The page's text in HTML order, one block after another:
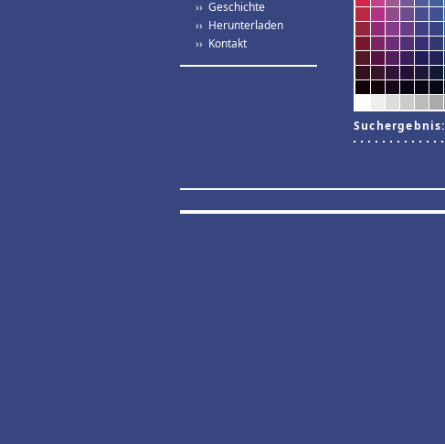
›› Geschichte
›› Herunterladen
›› Kontakt
Suchergebnis: